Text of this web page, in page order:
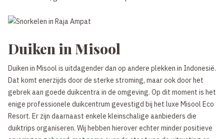
Duiken in Misool
Duiken in Misool is uitdagender dan op andere plekken in Indonesië.
Dat komt enerzijds door de sterke stroming, maar ook door het
gebrek aan goede duikcentra in de omgeving. Op dit moment is het
enige professionele duikcentrum gevestigd bij het luxe Misool Eco
Resort. Er zijn daarnaast enkele kleinschalige aanbieders die
duiktrips organiseren. Wij hebben hierover echter minder positieve